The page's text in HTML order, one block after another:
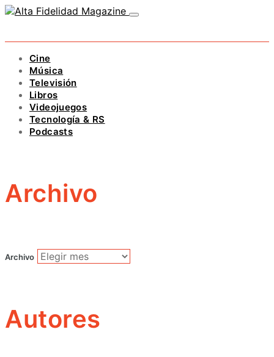
Cine
Música
Televisión
Libros
Videojuegos
Tecnología & RS
Podcasts
Archivo
Archivo
Autores